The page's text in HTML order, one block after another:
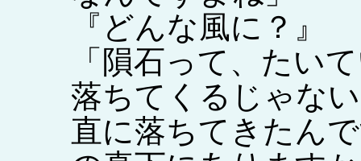
『どんな風に？』
「隕石って、たい
落ちてくるじゃな
直に落ちてきたん